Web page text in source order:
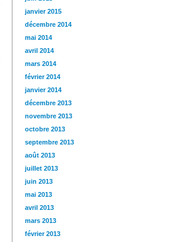
janvier 2015
décembre 2014
mai 2014
avril 2014
mars 2014
février 2014
janvier 2014
décembre 2013
novembre 2013
octobre 2013
septembre 2013
août 2013
juillet 2013
juin 2013
mai 2013
avril 2013
mars 2013
février 2013